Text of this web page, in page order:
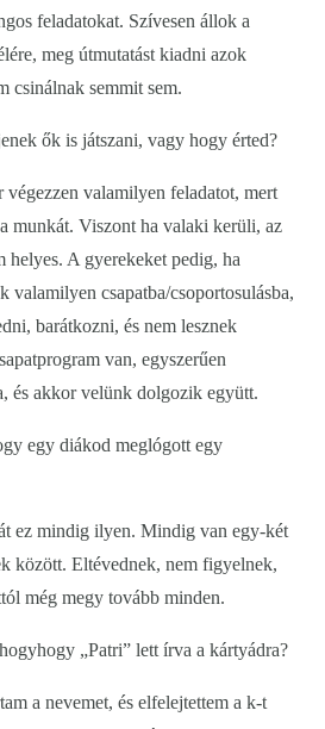
feladatokat. Szívesen állok a
meg útmutatást kiadni azok
csinálnak semmit sem.
ők is játszani, vagy hogy érted?
végezzen valamilyen feladatot, mert
munkát. Viszont ha valaki kerüli, az
helyes. A gyerekeket pedig, ha
valamilyen csapatba/csoportosulásba,
barátkozni, és nem lesznek
van, egyszerűen
és akkor velünk dolgozik együtt.
egy diákod meglógott egy
ez mindig ilyen. Mindig van egy-két
között. Eltévednek, nem figyelnek,
még megy tovább minden.
„Patri” lett írva a kártyádra?
a nevemet, és elfelejtettem a k-t